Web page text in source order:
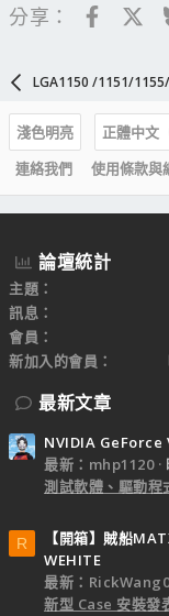
分享：
LGA1150 /1151/
淺色明亮
正體中文
連絡我們
使用條款與
論壇統計
主題
訊息
會員
新加入的會員
最新文章
NVIDIA
最新：mhp1120
測試軟體、驅動程
R
【開箱】賊船
WEHITE
最新：
新型 Case 安裝發